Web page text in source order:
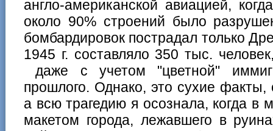
англо-американской авиацией,
около 90% строений было
бомбардировок пострадал только
1945 г. составляло 350 тыс.
даже с учетом "цветной"
прошлого. Однако, это сухие факты,
а всю трагедию я осознала, когда в
макетом города, лежавшего в